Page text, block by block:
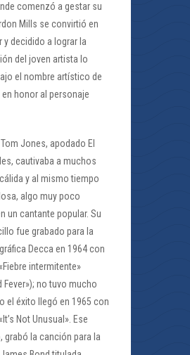
comenzó a gestar su
Mills se convirtió en
y decidido a lograr la
del joven artista lo
el nombre artístico de
honor al personaje
Jones, apodado El
cautivaba a muchos
y al mismo tiempo
algo muy poco
un cantante popular. Su
fue grabado para la
Decca en 1964 con
intermitente»
Fever»); no tuvo mucho
el éxito llegó en 1965 con
Not Unusual». Ese
grabó la canción para la